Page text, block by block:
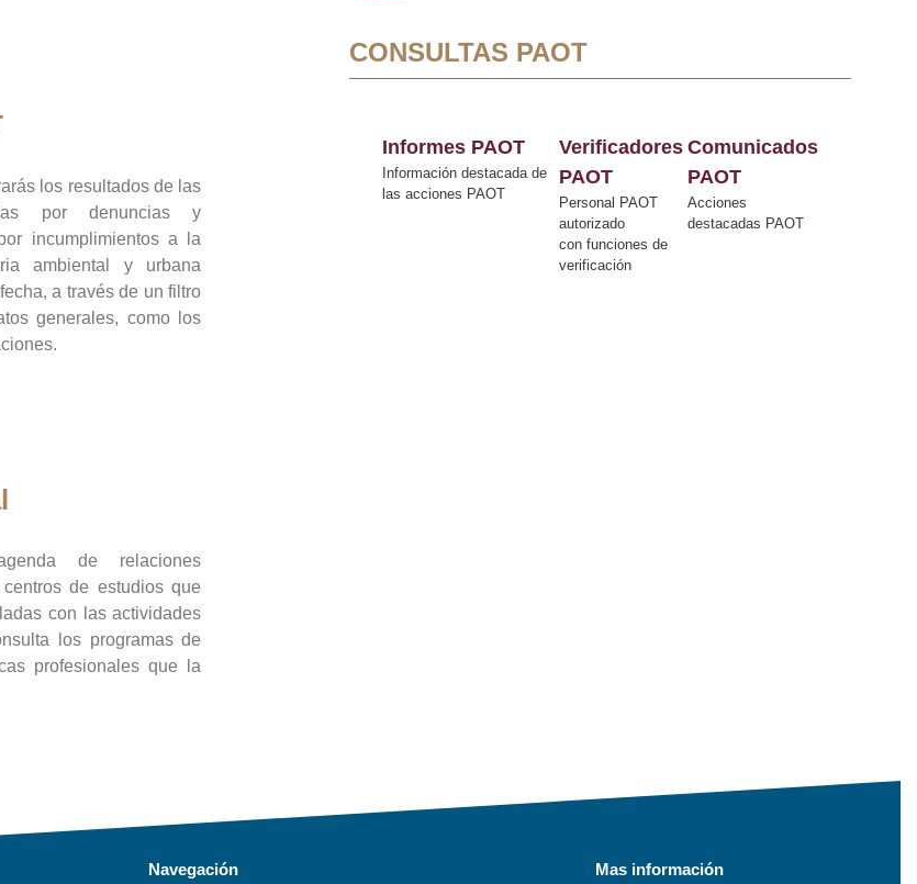
los resultados de las
por denuncias y
incumplimientos a la
ambiental y urbana
a través de un filtro
generales, como los
de relaciones
de estudios que
con las actividades
los programas de
profesionales que la
CONSULTAS PAOT
Informes PAOT
Información destacada de
las acciones PAOT
Verificadores
PAOT
Personal PAOT
autorizado
con funciones de
verificación
Comunicados
PAOT
Acciones
destacadas PAOT
Navegación Mas información